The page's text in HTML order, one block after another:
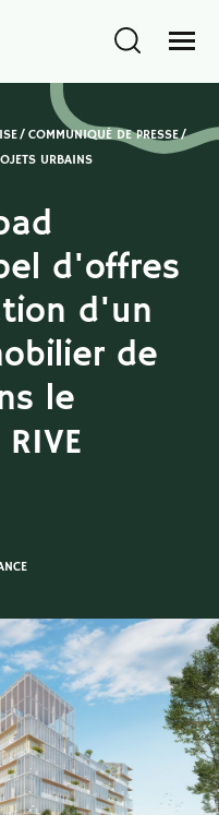
COMMUNIQUÉ DE PRESSE
URBAINS
d'offres
d'un
de
le